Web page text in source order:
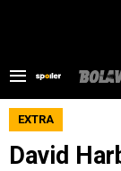
EXTRA
David